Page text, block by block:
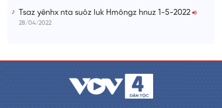
Tsaz yênhx nta suôz luk Hmôngz hnuz 1-5-2022
28/04/2022